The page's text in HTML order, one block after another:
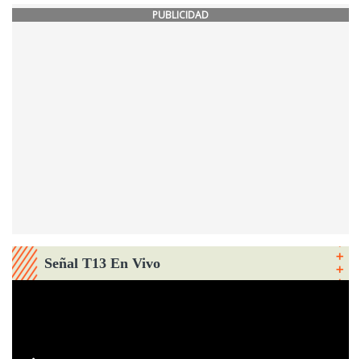
PUBLICIDAD
Señal T13 En Vivo